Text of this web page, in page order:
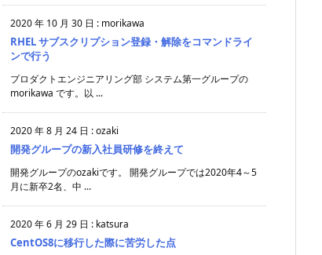
2020 年 10 月 30 日 : morikawa
RHEL サブスクリプション登録・解除をコマンドライ
ンで行う
プロダクトエンジニアリング部 システム第一グループの
morikawa です。以 ...
2020 年 8 月 24 日 :ozaki
開発グループの新入社員研修を終えて
開発グループのozakiです。 開発グループでは2020年4～5
月に新卒2名、中 ...
2020 年 6 月 29 日 : katsura
CentOS8に移行した際に苦労した点